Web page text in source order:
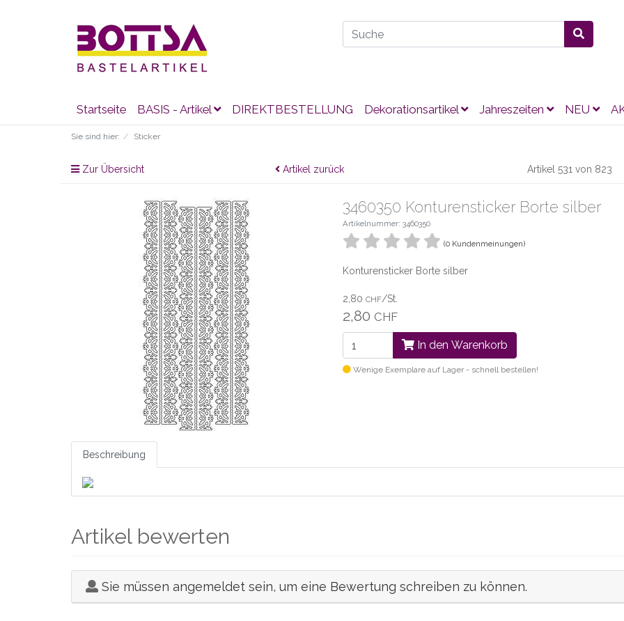
Startseite BASIS - Artikel DIREKTBESTELLUNG Dekorationsartikel Jahreszeiten NEU
Sie sind hier: Sticker
Zur Übersicht Artikel zurück Artikel 531 von 823
3460350 Konturensticker Borte silber
Artikelnummer: 3460350
(0 Kundenmeinungen)
Konturensticker Borte silber
2,80 CHF/St.
2,80 CHF
In den Warenkorb
Wenige Exemplare auf Lager - schnell bestellen!
Beschreibung
Artikel bewerten
Sie müssen angemeldet sein, um eine Bewertung schreiben zu können.